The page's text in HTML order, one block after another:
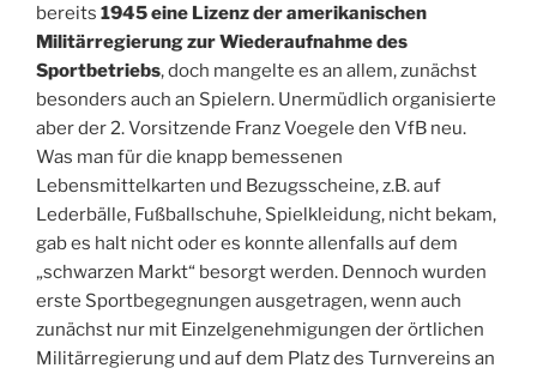
bereits 1945 eine Lizenz der amerikanischen
Militärregierung zur Wiederaufnahme des
Sportbetriebs, doch mangelte es an allem, zunächst
besonders auch an Spielern. Unermüdlich organisierte
aber der 2. Vorsitzende Franz Voegele den VfB neu.
Was man für die knapp bemessenen
Lebensmittelkarten und Bezugsscheine, z.B. auf
Lederbälle, Fußballschuhe, Spielkleidung, nicht bekam,
gab es halt nicht oder es konnte allenfalls auf dem
„schwarzen Markt“ besorgt werden. Dennoch wurden
erste Sportbegegnungen ausgetragen, wenn auch
zunächst nur mit Einzelgenehmigungen der örtlichen
Militärregierung und auf dem Platz des Turnvereins an